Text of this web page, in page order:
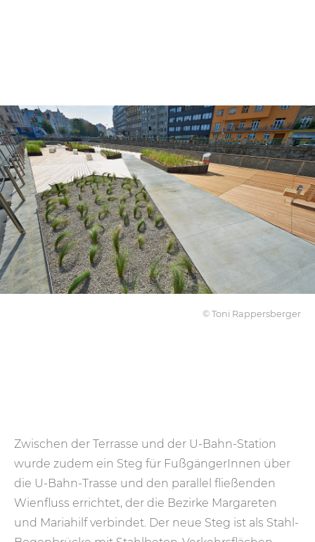
© Toni Rappersberger
Zwischen der Terrasse und der U-Bahn-Station
wurde zudem ein Steg für FußgängerInnen über
die U-Bahn-Trasse und den parallel fließenden
Wienfluss errichtet, der die Bezirke Margareten
und Mariahilf verbindet. Der neue Steg ist als Stahl-